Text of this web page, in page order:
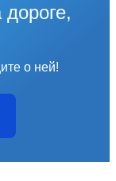
о ней!